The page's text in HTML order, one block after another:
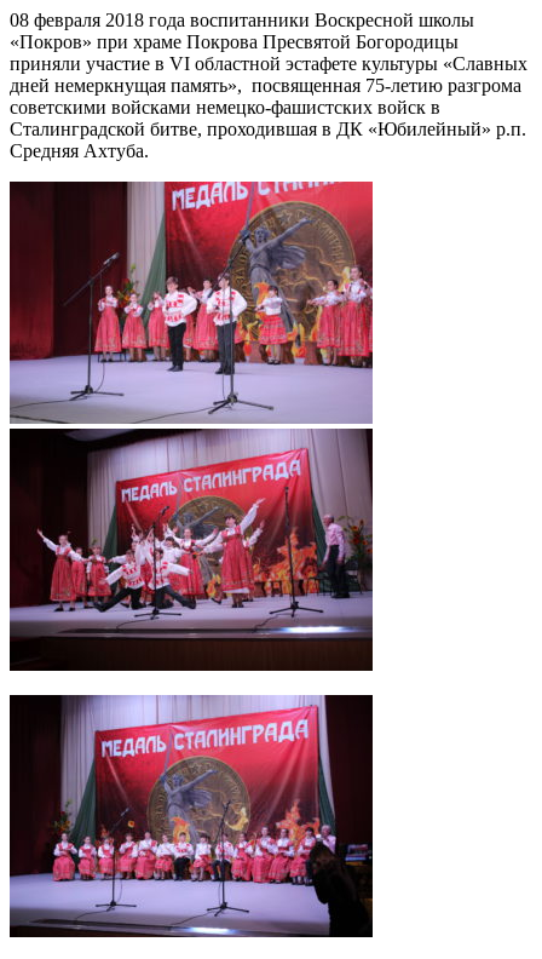
08 февраля 2018 года воспитанники Воскресной школы
«Покров» при храме Покрова Пресвятой Богородицы
приняли участие в VI областной эстафете культуры «Славных
дней немеркнущая память», посвященная 75-летию разгрома
советскими войсками немецко-фашистских войск в
Сталинградской битве, проходившая в ДК «Юбилейный» р.п.
Средняя Ахтуба.